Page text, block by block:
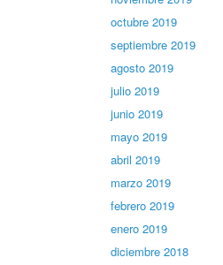
octubre 2019
septiembre 2019
agosto 2019
julio 2019
junio 2019
mayo 2019
abril 2019
marzo 2019
febrero 2019
enero 2019
diciembre 2018